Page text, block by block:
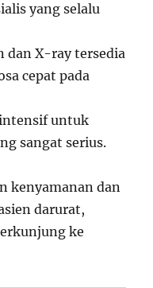
yang selalu
dan X-ray tersedia
cepat pada
untuk
sangat serius.
kenyamanan dan
darurat,
ke